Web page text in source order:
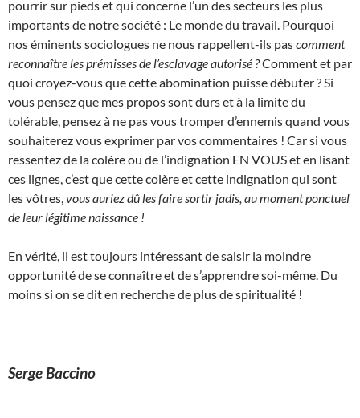
pourrir sur pieds et qui concerne l’un des secteurs les plus
importants de notre société : Le monde du travail. Pourquoi
nos éminents sociologues ne nous rappellent-ils pascomment
reconnaître les prémisses de l’esclavage autorisé ?Comment et par
quoi croyez-vous que cette abomination puisse débuter ? Si
vous pensez que mes propos sont durs et à la limite du
tolérable, pensez à ne pas vous tromper d’ennemis quand vous
souhaiterez vous exprimer par vos commentaires ! Car si vous
ressentez de la colère ou de l’indignation EN VOUS et en lisant
ces lignes, c’est que cette colère et cette indignation qui sont
les vôtres, vous auriez dû les faire sortir jadis, au moment ponctuel
de leur légitime naissance !
En vérité, il est toujours intéressant de saisir la moindre
opportunité de se connaître et de s’apprendre soi-même. Du
moins si on se dit en recherche de plus de spiritualité !
Serge Baccino